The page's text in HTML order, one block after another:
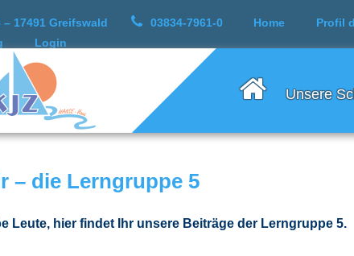
– 17491 Greifswald 03834-7961-0 Home Profil
Login
Unsere
– die Lerngruppe 5
Leute, hier findet Ihr unsere Beiträge der Lerngruppe 5.